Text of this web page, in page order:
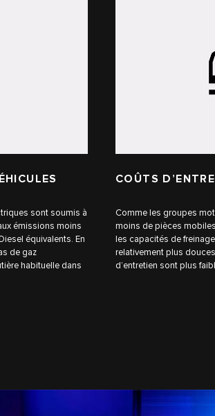
sont soumis à
émissions moins
équivalents. En
de gaz
habituelle dans
COÛTS
Comme les groupes
moins de pièces
les capacités de
relativement plus
d’entretien sont plus